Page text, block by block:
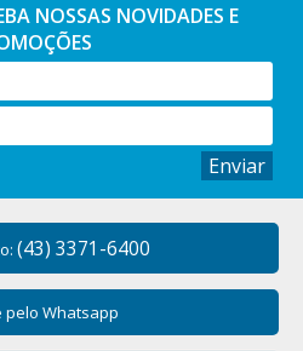
NOSSAS NOVIDADES E
Enviar
(43) 3371-6400
pelo Whatsapp